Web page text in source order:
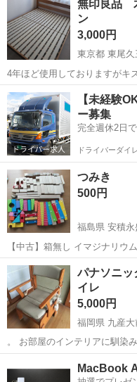
無印良品
ン
3,000円
東京都 東尾久
4年ほど使用しておりますがキ
め手放しします。
東京 荒川区 東尾久三
【未経験
ー募集
完全週休2日
ドライバーダイ
つみき
500円
福島県 安積永
【中古】箱無し イマジナリウム
少傷は…
福島 郡山市 安積永盛
パナソニ
イレ
5,000円
福岡県 九産大
。 お部屋のインテリアに馴染
で、後付けの暖房…
MacBook